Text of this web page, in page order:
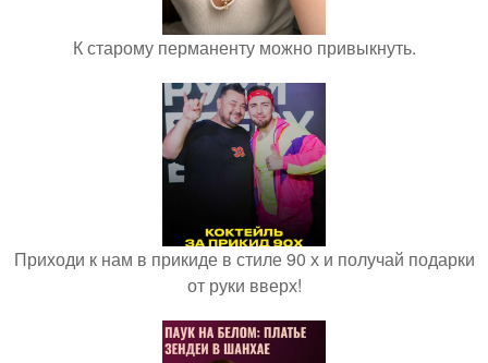
К старому перманенту можно привыкнуть.
Приходи к нам в прикиде в стиле 90 х и получай подарки
от руки вверх!